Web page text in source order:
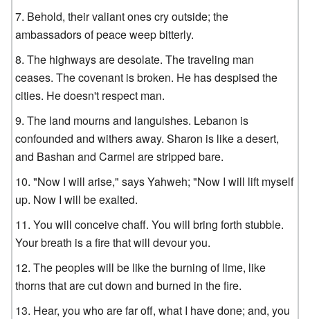
Behold, their valiant ones cry outside; the
ambassadors of peace weep bitterly.
The highways are desolate. The traveling man
ceases. The covenant is broken. He has despised the
cities. He doesn't respect man.
The land mourns and languishes. Lebanon is
confounded and withers away. Sharon is like a desert,
and Bashan and Carmel are stripped bare.
"Now I will arise," says Yahweh; "Now I will lift myself
up. Now I will be exalted.
You will conceive chaff. You will bring forth stubble.
Your breath is a fire that will devour you.
The peoples will be like the burning of lime, like
thorns that are cut down and burned in the fire.
Hear, you who are far off, what I have done; and, you